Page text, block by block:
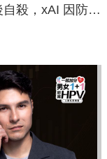
殺，xAI 因防護